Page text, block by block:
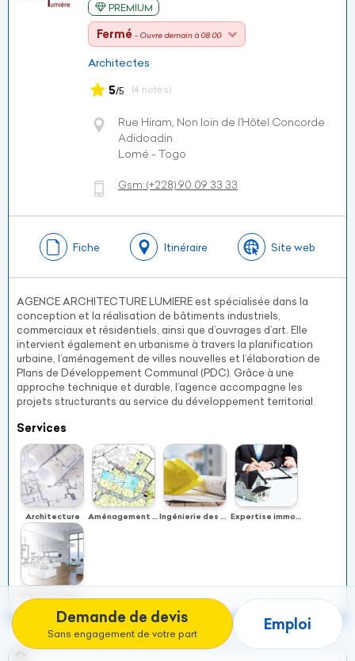
Demande de devis
Sans engagement de votre part
Emploi
PREMIUM
Fermé - Ouvre demain à 08:00
Architectes
5/5 (4 notes)
Rue Hiram, Non loin de l’Hôtel Concorde
Adidoadin
Lomé - Togo
Gsm:(+228)90 09 33 33
Fiche Itinéraire Site web
AGENCE ARCHITECTURE LUMIERE est spécialisée dans la
conception et la réalisation de bâtiments industriels,
commerciaux et résidentiels, ainsi que d’ouvrages d’art. Elle
intervient également en urbanisme à travers la planification
urbaine, l’aménagement de villes nouvelles et l’élaboration de
Plans de Développement Communal (PDC). Grâce à une
approche technique et durable, l’agence accompagne les
projets structurants au service du développement territorial.
Services
Architecture Aménagement Urbain, Planification urbaine (plan de lotissement, plan local d’urbanisme ou plan d’occupation du sol…) Ingénierie des BTP Expertise immobilière